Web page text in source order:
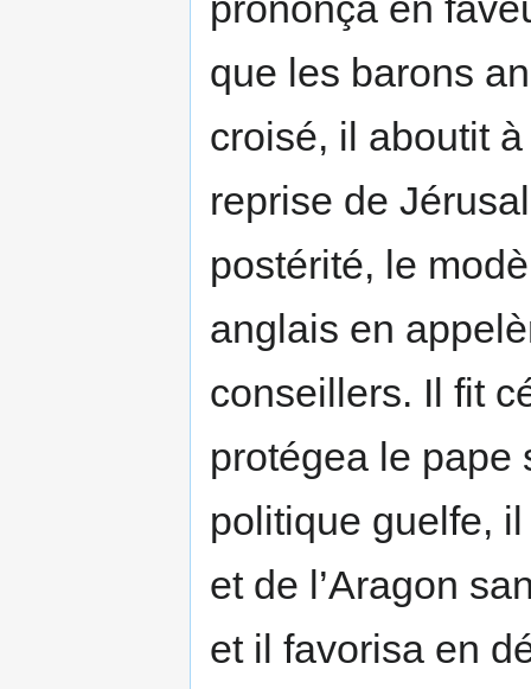
que les barons
croisé, il aboutit
reprise de
postérité, le
anglais en
conseillers. Il fit
protégea le pape
politique guelfe,
et de l’Aragon
et il favorisa en